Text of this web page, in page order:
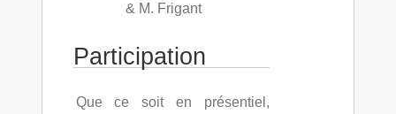
& M. Frigant
Participation
Que ce soit en présentiel,